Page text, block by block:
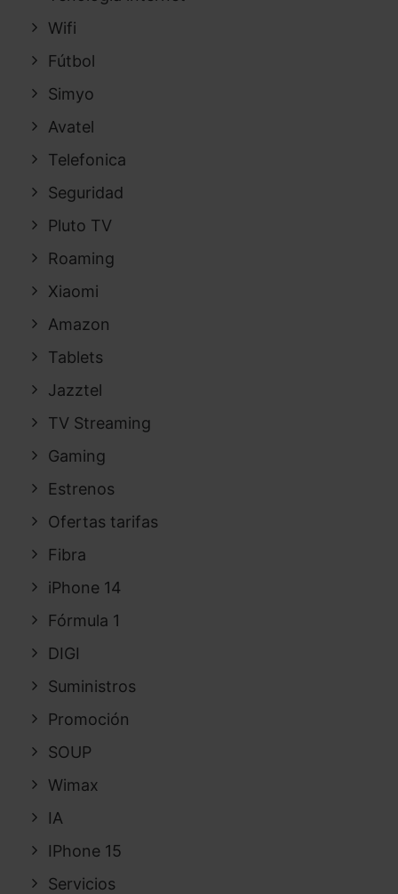
Wifi
Fútbol
Simyo
Avatel
Telefonica
Seguridad
Pluto TV
Roaming
Xiaomi
Amazon
Tablets
Jazztel
TV Streaming
Gaming
Estrenos
Ofertas tarifas
Fibra
iPhone 14
Fórmula 1
DIGI
Suministros
Promoción
SOUP
Wimax
IA
IPhone 15
Servicios